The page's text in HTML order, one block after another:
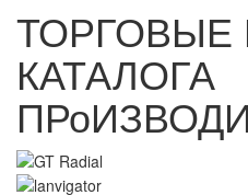
ТОРГОВЫЕ
КАТАЛОГА